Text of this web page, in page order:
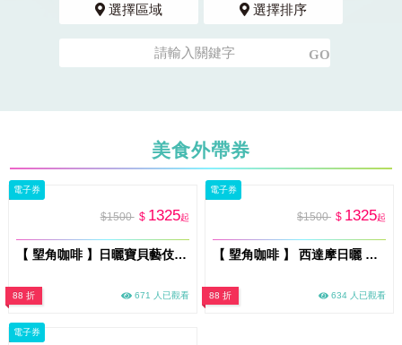
選擇區域 選擇排序
美食外帶券
電子券
$1500 $ 1325起
【 朢角咖啡 】日曬寶貝藝伎咖啡濾掛包25入（中淺焙）(25M0) 宅配券
88 折 671 人已觀看
電子券
$1500 $ 1325起
【 朢角咖啡 】 西達摩日曬 中深焙咖啡浸泡包35入 (25M0) 宅配券
88 折 634 人已觀看
電子券